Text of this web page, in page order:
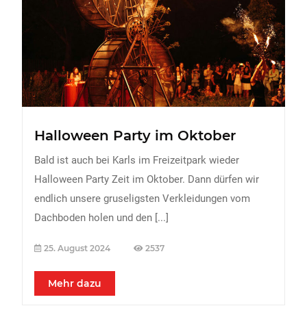
Veranstaltungen
Essen & Trinken
Sport
URLAUB
Halloween Party im Oktober
Bald ist auch bei Karls im Freizeitpark wieder
Halloween Party Zeit im Oktober. Dann dürfen wir
endlich unsere gruseligsten Verkleidungen vom
Dachboden holen und den [...]
25. August 2024 2537
Mehr dazu